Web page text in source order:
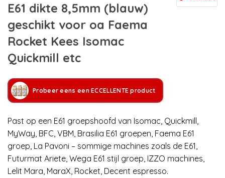
E61 dikte 8,5mm (blauw)
geschikt voor oa Faema
Rocket Kees Isomac
Quickmill etc
Probeer eens een ECCELLENTE product
Past op een E61 groepshoofd van Isomac, Quickmill,
MyWay, BFC, VBM, Brasilia E61 groepen, Faema E61
groep, La Pavoni – sommige machines zoals de E61,
Futurmat Ariete, Wega E61 stijl groep, IZZO machines,
Lelit Mara, MaraX, Rocket, Decent espresso.